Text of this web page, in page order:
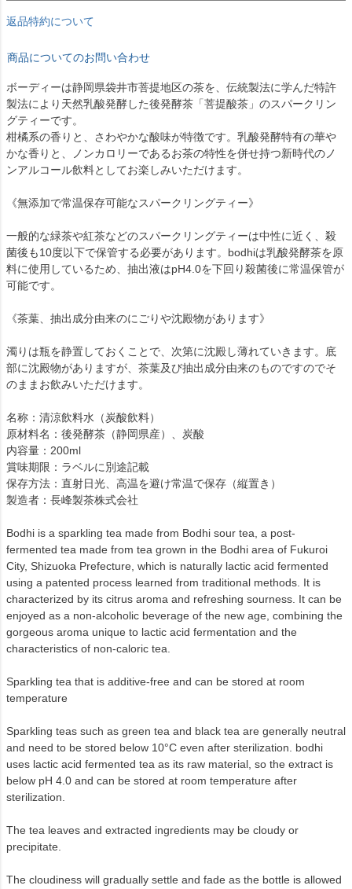
返品特約について
商品についてのお問い合わせ
ボーディーは静岡県袋井市菩提地区の茶を、伝統製法に学んだ特許
製法により天然乳酸発酵した後発酵茶「菩提酸茶」のスパークリン
グティーです。
柑橘系の香りと、さわやかな酸味が特徴です。乳酸発酵特有の華や
かな香りと、ノンカロリーであるお茶の特性を併せ持つ新時代のノ
ンアルコール飲料としてお楽しみいただけます。
《無添加で常温保存可能なスパークリングティー》
一般的な緑茶や紅茶などのスパークリングティーは中性に近く、殺
菌後も10度以下で保管する必要があります。bodhiは乳酸発酵茶を原
料に使用しているため、抽出液はpH4.0を下回り殺菌後に常温保管が
可能です。
《茶葉、抽出成分由来のにごりや沈殿物があります》
濁りは瓶を静置しておくことで、次第に沈殿し薄れていきます。底
部に沈殿物がありますが、茶葉及び抽出成分由来のものですのでそ
のままお飲みいただけます。
名称：清涼飲料水（炭酸飲料）
原材料名：後発酵茶（静岡県産）、炭酸
内容量：200ml
賞味期限：ラベルに別途記載
保存方法：直射日光、高温を避け常温で保存（縦置き）
製造者：長峰製茶株式会社
Bodhi is a sparkling tea made from Bodhi sour tea, a post-
fermented tea made from tea grown in the Bodhi area of Fukuroi
City, Shizuoka Prefecture, which is naturally lactic acid fermented
using a patented process learned from traditional methods. It is
characterized by its citrus aroma and refreshing sourness. It can be
enjoyed as a non-alcoholic beverage of the new age, combining the
gorgeous aroma unique to lactic acid fermentation and the
characteristics of non-caloric tea.
Sparkling tea that is additive-free and can be stored at room
temperature
Sparkling teas such as green tea and black tea are generally neutral
and need to be stored below 10°C even after sterilization. bodhi
uses lactic acid fermented tea as its raw material, so the extract is
below pH 4.0 and can be stored at room temperature after
sterilization.
The tea leaves and extracted ingredients may be cloudy or
precipitate.
The cloudiness will gradually settle and fade as the bottle is allowed